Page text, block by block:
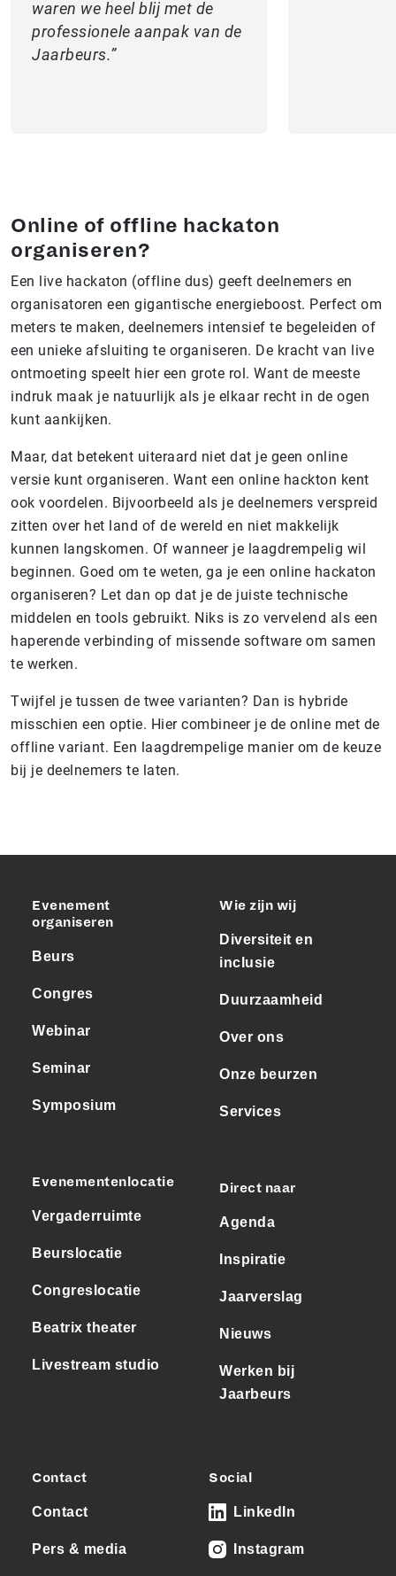
waren we heel blij met de
professionele aanpak van de
Jaarbeurs.
Online of offline hackaton
organiseren?
Een live hackaton (offline dus) geeft deelnemers en
organisatoren een gigantische energieboost. Perfect om
meters te maken, deelnemers intensief te begeleiden of
een unieke afsluiting te organiseren. De kracht van live
ontmoeting speelt hier een grote rol. Want de meeste
indruk maak je natuurlijk als je elkaar recht in de ogen
kunt aankijken.
Maar, dat betekent uiteraard niet dat je geen online
versie kunt organiseren. Want een online hackton kent
ook voordelen. Bijvoorbeeld als je deelnemers verspreid
zitten over het land of de wereld en niet makkelijk
kunnen langskomen. Of wanneer je laagdrempelig wil
beginnen. Goed om te weten, ga je een online hackaton
organiseren? Let dan op dat je de juiste technische
middelen en tools gebruikt. Niks is zo vervelend als een
haperende verbinding of missende software om samen
te werken.
Twijfel je tussen de twee varianten? Dan is hybride
misschien een optie. Hier combineer je de online met de
offline variant. Een laagdrempelige manier om de keuze
bij je deelnemers te laten.
Evenement
organiseren
Beurs
Congres
Webinar
Seminar
Symposium
Evenementenlocatie
Vergaderruimte
Beurslocatie
Congreslocatie
Beatrix theater
Livestream studio
Wie zijn wij
Diversiteit en
inclusie
Duurzaamheid
Over ons
Onze beurzen
Services
Direct naar
Agenda
Inspiratie
Jaarverslag
Nieuws
Werken bij
Jaarbeurs
Contact
Contact
Pers & media
Social
LinkedIn
Instagram